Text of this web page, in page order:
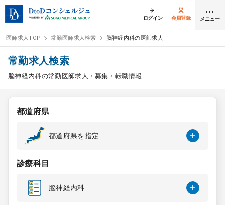
ログイン 会員登録 メニュー
ログイン
医師求人
常勤検索
スポット検索
医師求人TOP 常勤医師求人検索 脳神経内科の医師求人
常勤求人検索
脳神経内科の常勤医師求人・募集・転職情報
都道府県
都道府県を指定
診療科目
脳神経内科